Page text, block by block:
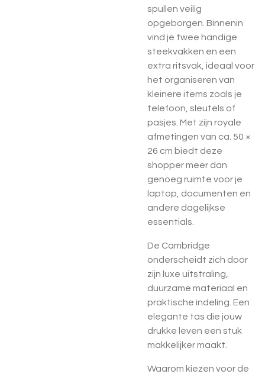
spullen veilig
opgeborgen. Binnenin
vind je twee handige
steekvakken en een
extra ritsvak, ideaal voor
het organiseren van
kleinere items zoals je
telefoon, sleutels of
pasjes. Met zijn royale
afmetingen van ca. 50 ×
26 cm biedt deze
shopper meer dan
genoeg ruimte voor je
laptop, documenten en
andere dagelijkse
essentials.
De Cambridge
onderscheidt zich door
zijn luxe uitstraling,
duurzame materiaal en
praktische indeling. Een
elegante tas die jouw
drukke leven een stuk
makkelijker maakt.
Waarom kiezen voor de